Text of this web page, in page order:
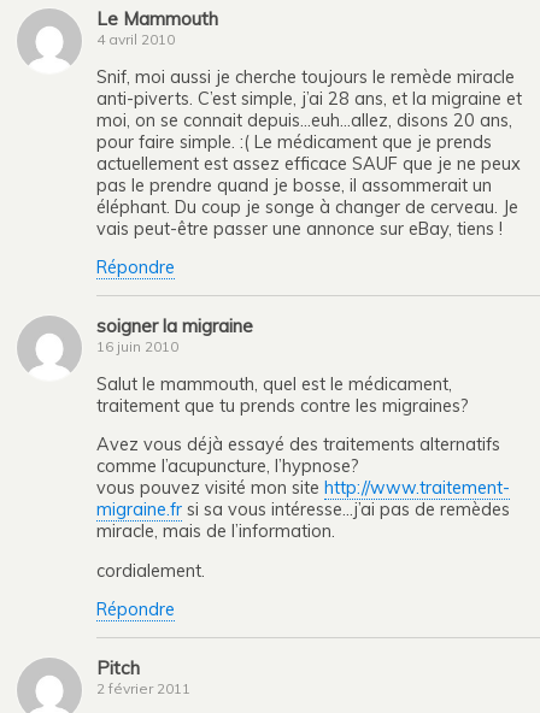
Le Mammouth
4 avril 2010
Snif, moi aussi je cherche toujours le remède miracle
anti-piverts. C’est simple, j’ai 28 ans, et la migraine et
moi, on se connait depuis…euh…allez, disons 20 ans,
pour faire simple. :( Le médicament que je prends
actuellement est assez efficace SAUF que je ne peux
pas le prendre quand je bosse, il assommerait un
éléphant. Du coup je songe à changer de cerveau. Je
vais peut-être passer une annonce sur eBay, tiens !
Répondre
soigner la migraine
16 juin 2010
Salut le mammouth, quel est le médicament,
traitement que tu prends contre les migraines?
Avez vous déjà essayé des traitements alternatifs
comme l’acupuncture, l’hypnose?
vous pouvez visité mon site http://www.traitement-
migraine.fr si sa vous intéresse…j’ai pas de remèdes
miracle, mais de l’information.
cordialement.
Répondre
Pitch
2 février 2011